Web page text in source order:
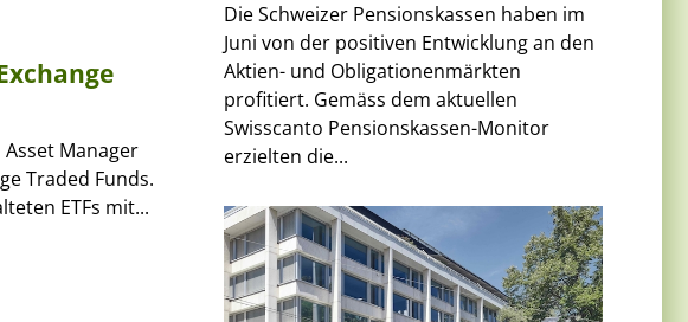
Manager
Traded Funds.
ETFs mit...
Die Schweizer Pensionskassen haben im
Juni von der positiven Entwicklung an den
Aktien- und Obligationenmärkten
profitiert. Gemäss dem aktuellen
Swisscanto Pensionskassen-Monitor
erzielten die...